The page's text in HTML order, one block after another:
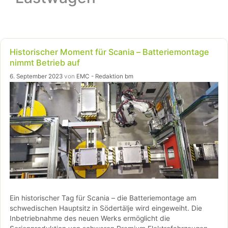
Historischer Moment für Scania – Batteriemontage
nimmt Betrieb auf
6. September 2023 von EMC - Redaktion bm
Ein historischer Tag für Scania – die Batteriemontage am
schwedischen Hauptsitz in Södertälje wird eingeweiht. Die
Inbetriebnahme des neuen Werks ermöglicht die